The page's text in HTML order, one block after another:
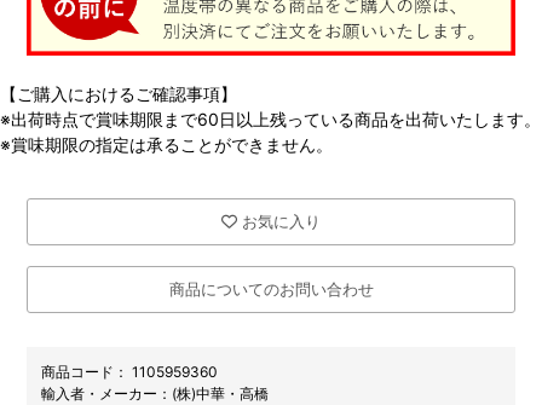
【ご購入におけるご確認事項】
※出荷時点で賞味期限まで60日以上残っている商品を出荷いたします。
※賞味期限の指定は承ることができません。
お気に入り
商品についてのお問い合わせ
商品コード： 1105959360
メーカー： (株)中華・高橋